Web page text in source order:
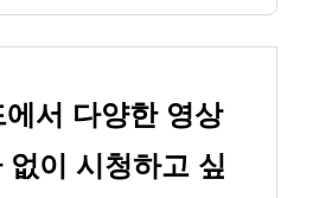
에서 다양한 영상
없이 시청하고 싶